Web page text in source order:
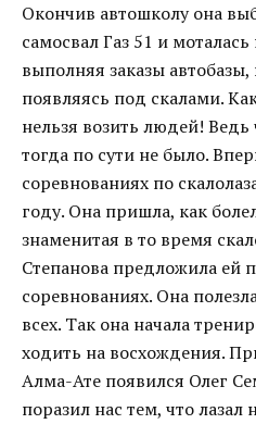
Окончив автошколу она
самосвал Газ 51 и
выполняя заказы
появляясь под скалами.
нельзя возить людей! Ведь
тогда по сути не было.
соревнованиях по
году. Она пришла, как
знаменитая в то время
Степанова предложила ей
соревнованиях. Она
всех. Так она начала
ходить на восхождения.
Алма-Ате появился Олег
поразил нас тем, что лазал